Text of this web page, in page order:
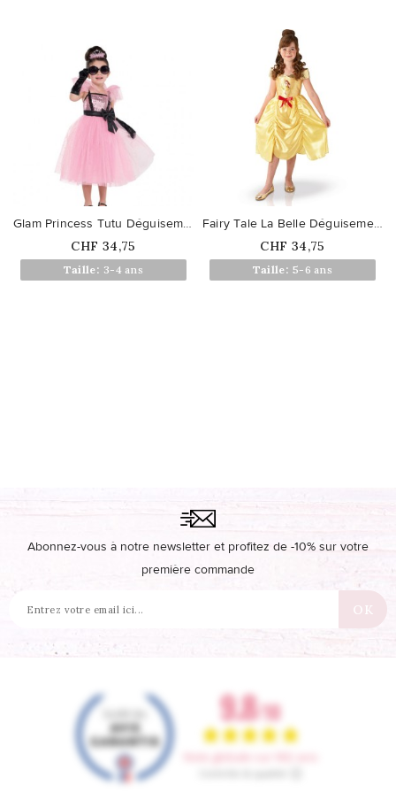
Taille: 3-4 ans
Glam Princess Tutu Déguisement...
Prix
CHF 34,75
Taille: 5-6 ans
Fairy Tale La Belle Déguisement...
Prix
CHF 34,75
Abonnez-vous à notre newsletter et profitez de -10% sur votre
première commande